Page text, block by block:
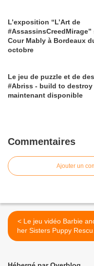
L’exposition “L’Art de
Cour Mably à Bordeaux
octobre
Le jeu de puzzle et de
#Abriss - build to destroy
maintenant disponible
Commentaires
Ajouter un
< Le jeu vidéo Barbie and
her Sisters Puppy Rescue
est disponible